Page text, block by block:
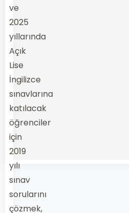
ve
2025
yıllarında
Açık
Lise
İngilizce
sınavlarına
katılacak
öğrenciler
için
2019
yılı
sınav
sorularını
çözmek,